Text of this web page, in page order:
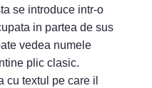
se introduce intr-o
in partea de sus
vedea numele
plic clasic.
cu textul pe care il